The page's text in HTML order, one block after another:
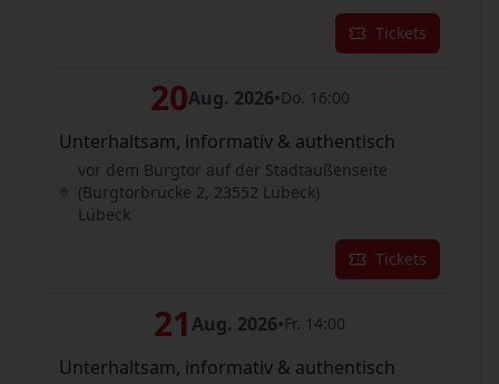
Tickets
20Aug. 2026•Do. 16:00
Unterhaltsam, informativ & authentisch
vor dem Burgtor auf der Stadtaußenseite
(Burgtorbrücke 2, 23552 Lübeck)
Lübeck
Tickets
21 Aug. 2026•Fr. 14:00
Unterhaltsam, informativ & authentisch